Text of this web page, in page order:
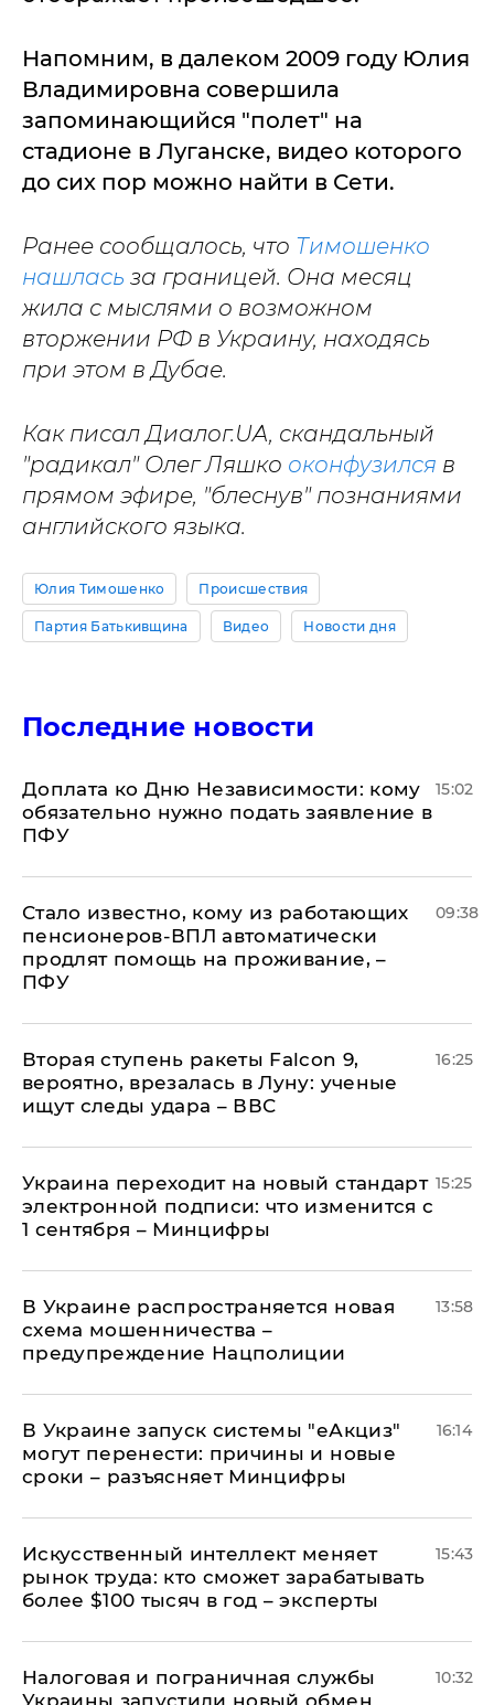
Напомним, в далеком 2009 году Юлия
Владимировна совершила
запоминающийся "полет" на
стадионе в Луганске, видео которого
до сих пор можно найти в Сети.
Ранее сообщалось, что Тимошенко
нашлась за границей. Она месяц
жила с мыслями о возможном
вторжении РФ в Украину, находясь
при этом в Дубае.
Как писал Диалог.UA, скандальный
"радикал" Олег Ляшко оконфузился в
прямом эфире, "блеснув" познаниями
английского языка.
Юлия Тимошенко Происшествия
Партия Батькивщина Видео Новости дня
Последние новости
Доплата ко Дню Независимости: кому
обязательно нужно подать заявление в
ПФУ
15:02
Стало известно, кому из работающих
пенсионеров-ВПЛ автоматически
продлят помощь на проживание, –
ПФУ
09:38
Вторая ступень ракеты Falcon 9,
вероятно, врезалась в Луну: ученые
ищут следы удара – ВВС
16:25
Украина переходит на новый стандарт
электронной подписи: что изменится с
1 сентября – Минцифры
15:25
В Украине распространяется новая
схема мошенничества –
предупреждение Нацполиции
13:58
В Украине запуск системы "еАкциз"
могут перенести: причины и новые
сроки – разъясняет Минцифры
16:14
Искусственный интеллект меняет
рынок труда: кто сможет зарабатывать
более $100 тысяч в год – эксперты
15:43
Налоговая и пограничная службы
Украины запустили новый обмен
10:32